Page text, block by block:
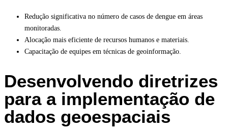
Redução significativa no número de casos de dengue em áreas
monitoradas.
Alocação mais eficiente de recursos humanos e materiais.
Capacitação de equipes em técnicas de geoinformação.
Desenvolvendo diretrizes
para a implementação de
dados geoespaciais